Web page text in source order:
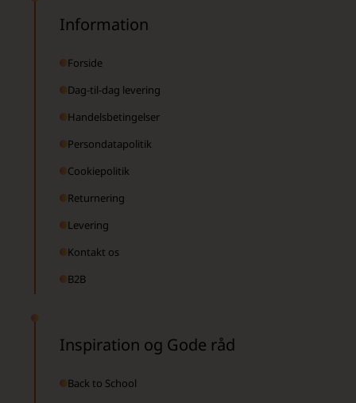
Information
Forside
Dag-til-dag levering
Handelsbetingelser
Persondatapolitik
Cookiepolitik
Returnering
Levering
Kontakt os
B2B
Inspiration og Gode råd
Back to School